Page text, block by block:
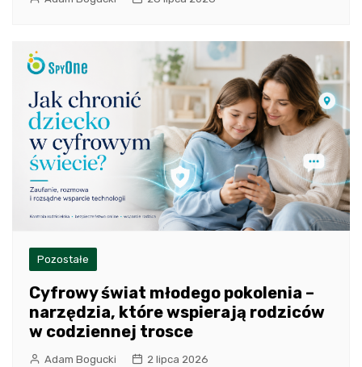
Pozostałe
Cyfrowy świat młodego pokolenia –
narzędzia, które wspierają rodziców
w codziennej trosce
Adam Bogucki 2 lipca 2026